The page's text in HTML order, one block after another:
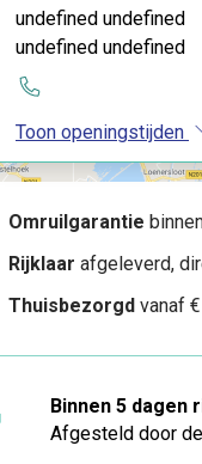
undefined undefined
undefined undefined
Toon openingstijden
Omruilgarantie
Rijklaar afgeleverd,
Thuisbezorgd vanaf
Binnen 5 dagen
Afgesteld door